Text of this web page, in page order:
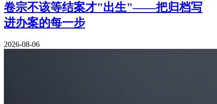
卷宗不该等结案才"出生"——把归档写
进办案的每一步
2026-08-06